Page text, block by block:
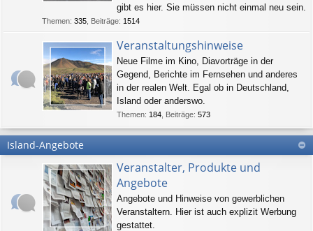
gibt es hier. Sie müssen nicht einmal neu sein.
Themen: 335 Beiträge: 1514
Veranstaltungshinweise
Neue Filme im Kino, Diavorträge in der
Gegend, Berichte im Fernsehen und anderes
in der realen Welt. Egal ob in Deutschland,
Island oder anderswo.
Themen: 184 Beiträge: 573
Island-Angebote
Veranstalter, Produkte und
Angebote
Angebote und Hinweise von gewerblichen
Veranstaltern. Hier ist auch explizit Werbung
gestattet.